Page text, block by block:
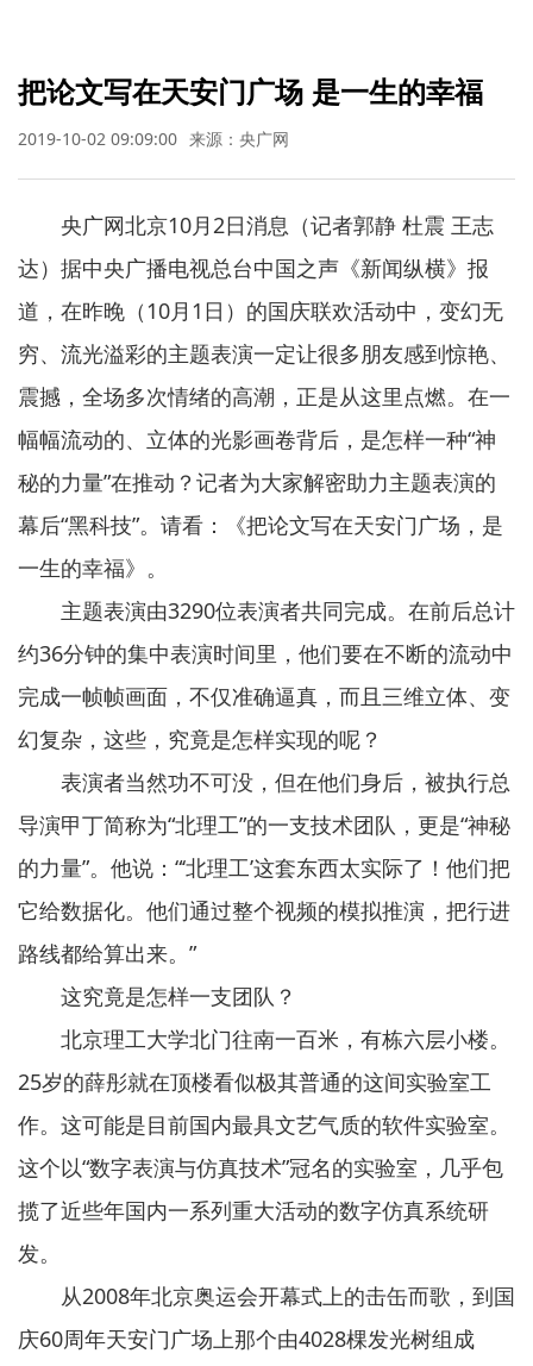
把论文写在天安门广场 是一生的幸福
2019-10-02 09:09:00 来源：央广网
央广网北京10月2日消息（记者郭静 杜震 王志
达）据中央广播电视总台中国之声《新闻纵横》报
道，在昨晚（10月1日）的国庆联欢活动中，变幻无
穷、流光溢彩的主题表演一定让很多朋友感到惊艳、
震撼，全场多次情绪的高潮，正是从这里点燃。在一
幅幅流动的、立体的光影画卷背后，是怎样一种“神
秘的力量”在推动？记者为大家解密助力主题表演的
幕后“黑科技”。请看：《把论文写在天安门广场，是
一生的幸福》。
主题表演由3290位表演者共同完成。在前后总计
约36分钟的集中表演时间里，他们要在不断的流动中
完成一帧帧画面，不仅准确逼真，而且三维立体、变
幻复杂，这些，究竟是怎样实现的呢？
表演者当然功不可没，但在他们身后，被执行总
导演甲丁简称为“北理工”的一支技术团队，更是“神秘
的力量”。他说：“‘北理工’这套东西太实际了！他们把
它给数据化。他们通过整个视频的模拟推演，把行进
路线都给算出来。”
这究竟是怎样一支团队？
北京理工大学北门往南一百米，有栋六层小楼。
25岁的薛彤就在顶楼看似极其普通的这间实验室工
作。这可能是目前国内最具文艺气质的软件实验室。
这个以“数字表演与仿真技术”冠名的实验室，几乎包
揽了近些年国内一系列重大活动的数字仿真系统研
发。
从2008年北京奥运会开幕式上的击缶而歌，到国
庆60周年天安门广场上那个由4028棵发光树组成